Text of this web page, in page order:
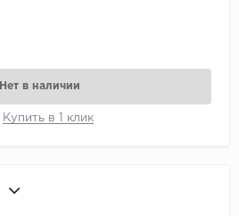
Нет в наличии
Купить в 1 клик